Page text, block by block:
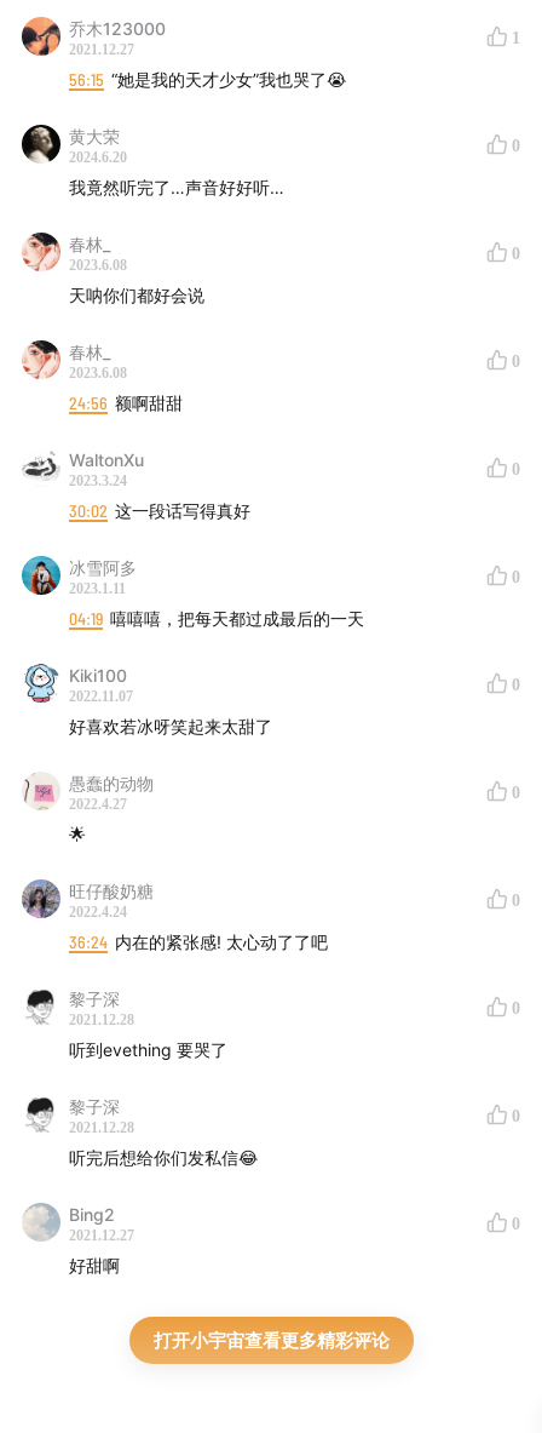
【说话的人】主播：坂元信手拈来的 @早见hayami嘉
宾：恋爱谈成了小津安二郎的 @若冰（肉饼，
北海怪兽主
SNS
📋 公众号：Hayami
😈 微博/即刻/小红书/bilibili：@早见Hayami
👬 Instagram/Twitter：@hayami_kiraa
🌏 个人网站 ：hayami-blog.typlog.io
🎧 Podcast：余生皆假期
乔木123000
2021.12.27
1
56:15 “她是我的天才少女”我也哭了😭
黄大荣
2024.6.20
0
我竟然听完了…声音好好听…
春林_
2023.6.08
0
天呐你们都好会说
春林_
2023.6.08
0
24:56 额啊甜甜
WaltonXu
2023.3.24
0
30:02 这一段话写得真好
冰雪阿多
2023.1.11
0
04:19 嘻嘻嘻，把每天都过成最后的一天
Kiki100
2022.11.07
0
好喜欢若冰呀笑起来太甜了
愚蠢的动物
2022.4.27
0
🌟
旺仔酸奶糖
2022.4.24
0
36:24 内在的紧张感! 太心动了了吧
黎子深
2021.12.28
0
听到evething 要哭了
黎子深
2021.12.28
0
听完后想给你们发私信😂
Bing2
2021.12.27
0
好甜啊
打开小宇宙查看更多精彩评论